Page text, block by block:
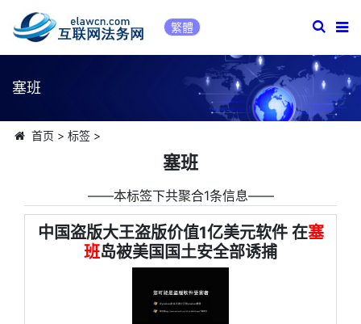
繁體
塞班
首页 > 标签>
塞班
――本标签下共聚合1条信息――
中国盗版大王盗版价值1亿美元软件 在塞
班岛被美国国土安全部诱捕